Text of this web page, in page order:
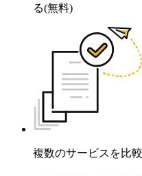
る(無料)
複数のサービスを比較